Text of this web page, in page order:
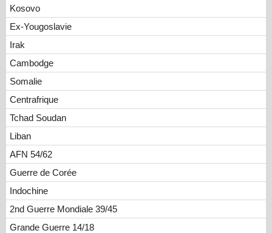
Kosovo
Ex-Yougoslavie
Irak
Cambodge
Somalie
Centrafrique
Tchad Soudan
Liban
AFN 54/62
Guerre de Corée
Indochine
2nd Guerre Mondiale 39/45
Grande Guerre 14/18